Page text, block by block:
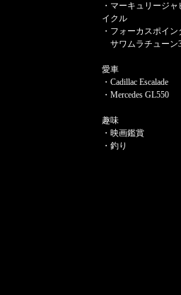
・マーキュリージ
イクル
・フォーカスポイ
サワムラチューン
愛車
・Cadillac Escalade
・Mercedes GL550
趣味
・映画鑑賞
・釣り